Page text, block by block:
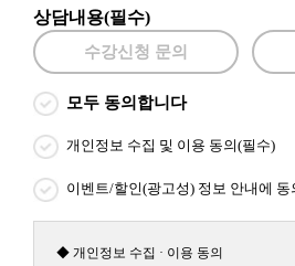
상담내용(필수)
수강신청 문의
모두 동의합니다
개인정보 수집 및 이용 동의(필수)
이벤트/할인(광고성) 정보 안내에 동
◆ 개인정보 수집 · 이용 동의